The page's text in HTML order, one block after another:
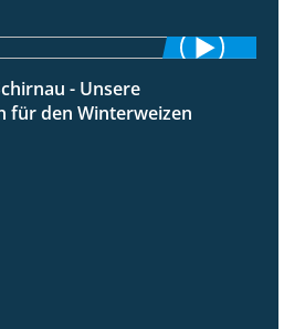
- Unsere
für den Winterweizen